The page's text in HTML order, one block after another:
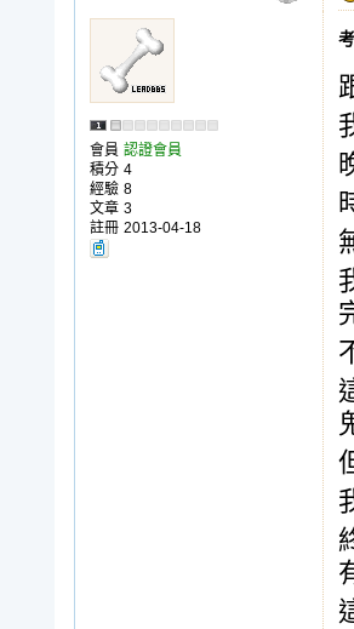
會員 認證會員
積分 4
經驗 8
文章 3
註冊 2013-04-18